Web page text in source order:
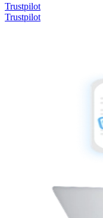
Trustpilot
Trustpilot